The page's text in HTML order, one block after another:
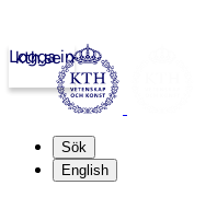
kth.se
Logga in
Sök
English